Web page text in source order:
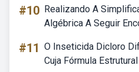
#10 Realizando A
Algébrica A Seguir
#11 O Inseticida Dicloro
Cuja Fórmula